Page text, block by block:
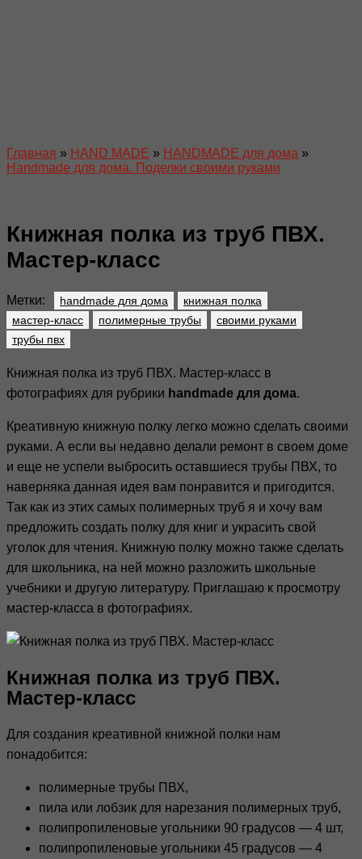
Главная » HAND MADE » HANDMADE для дома »
Handmade для дома. Поделки своими руками
Книжная полка из труб ПВХ.
Мастер-класс
Метки: handmade для дома
книжная полка
мастер-класс
полимерные трубы
своими руками
трубы пвх
Книжная полка из труб ПВХ. Мастер-класс в
фотографиях для рубрики handmade для дома.
Креативную книжную полку легко можно сделать своими
руками. А если вы недавно делали ремонт в своем доме
и еще не успели выбросить оставшиеся трубы ПВХ, то
наверняка данная идея вам понравится и пригодится.
Так как из этих самых полимерных труб я и хочу вам
предложить создать полку для книг и украсить свой
уголок для чтения. Книжную полку можно также сделать
для школьника, на ней можно разложить школьные
учебники и другую литературу. Приглашаю к просмотру
мастер-класса в фотографиях.
Книжная полка из труб ПВХ.
Мастер-класс
Для создания креативной книжной полки нам
понадобится:
полимерные трубы ПВХ,
пила или лобзик для нарезания полимерных труб,
полипропиленовые угольники 90 градусов — 4 шт,
полипропиленовые угольники 45 градусов — 4